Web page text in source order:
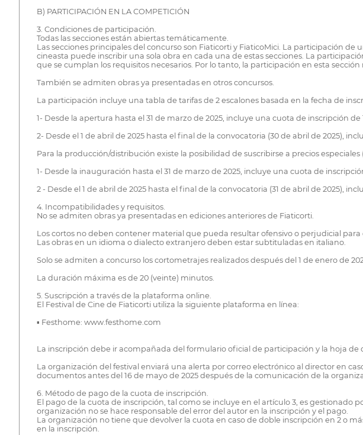
B) PARTICIPACIÓN EN LA COMPETICIÓN
3. Condiciones de participación.
Todas las secciones están abiertas temáticamente.
Las secciones principales del concurso son Fiaticorti y FiaticoMici. La participación
cineasta puede inscribir una sola obra en cada una de estas secciones. La
que se cumplan los requisitos necesarios. Por lo tanto, la participación en esta
También se admiten obras ya presentadas en otros concursos.
La participación incluye una tabla de tarifas de 2 escalones basada en la fecha de
1- Desde la apertura hasta el 31 de marzo de 2025, incluye una cuota de inscripción de
2- Desde el 1 de abril de 2025 hasta el final de la convocatoria (30 de abril de 2025),
Para la producción/distribución existe la posibilidad de suscribirse a precios
1- Desde la inauguración hasta el 31 de marzo de 2025, incluye una cuota de
2 - Desde el 1 de abril de 2025 hasta el final de la convocatoria (31 de abril de 2025),
4. Incompatibilidades y requisitos.
No se admiten obras ya presentadas en ediciones anteriores de Fiaticorti.
Los cortos no deben contener material que pueda resultar ofensivo o perjudicial para
Las obras en un idioma o dialecto extranjero deben estar subtituladas en italiano.
Solo se admiten a concurso los cortometrajes realizados después del 1 de enero de
La duración máxima es de 20 (veinte) minutos.
5. Suscripción a través de la plataforma online.
El Festival de Cine de Fiaticorti utiliza la siguiente plataforma en línea:
▪ Festhome: www.festhome.com
La inscripción debe ir acompañada del formulario oficial de participación y la hoja
La organización del festival enviará una alerta por correo electrónico al director en
documentos antes del 16 de mayo de 2025 después de la comunicación de la
6. Método de pago de la cuota de inscripción.
El pago de la cuota de inscripción, tal como se incluye en el artículo 3, es
organización no se hace responsable del error del autor en la inscripción y el pago.
La organización no tiene que devolver la cuota en caso de doble inscripción en 2 o
en la inscripción.